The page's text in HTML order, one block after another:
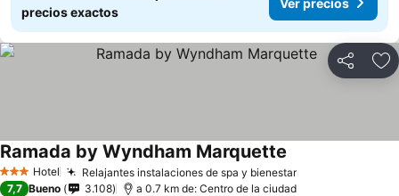
precios exactos
Compartir
3 Estrellas
Hotel Relajantes instalaciones de spa y bienestar
Ramada by Wyndham Marquette
7,7 Bueno 3.108 a 0.7 km de: Centro de la ciudad